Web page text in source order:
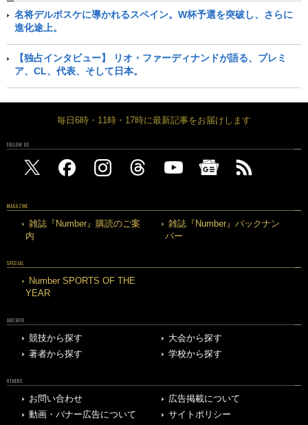
名将デルボスケに導かれるスペイン。W杯予選を突破し、さらに
進化途上。
【独占インタビュー】 リオ・ファーディナンドが語る、プレミ
ア、CL、代表、そして日本。
毎日6時・11時・17時に最新記事をお届けします
FOLLOW US
MAGAZINE
雑誌『Number』購読のご案
内
雑誌『Number』バックナン
バー
SPECIAL
Number SPORTS OF THE
YEAR
ARCHIVE
競技から探す
大会から探す
著者から探す
学校から探す
OTHERS
お問い合わせ
広告掲載について
動画・バナー広告について
サイトポリシー